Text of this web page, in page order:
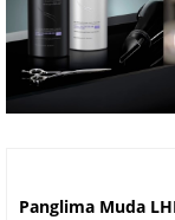
Panglima Muda